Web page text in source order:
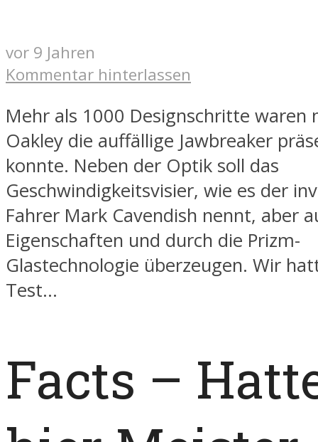
vor 9 Jahren
Kommentar hinterlassen
Mehr als 1000 Designschritte waren
Oakley die auffällige Jawbreaker
konnte. Neben der Optik soll das
Geschwindigkeitsvisier, wie es der
Fahrer Mark Cavendish nennt, aber
Eigenschaften und durch die Prizm-
Glastechnologie überzeugen. Wir
Test…
Facts –